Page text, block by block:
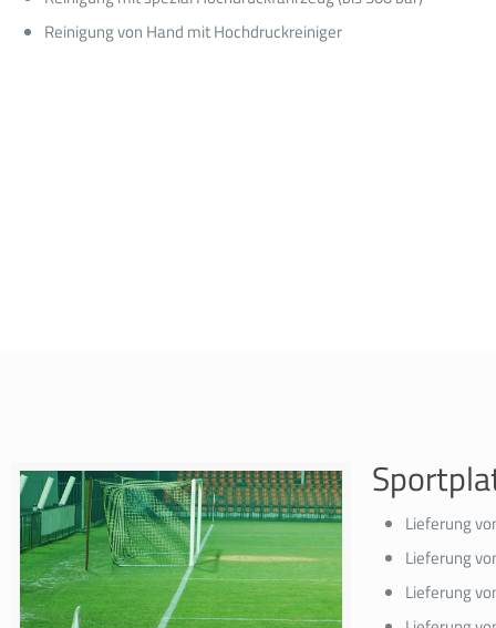
Reinigung von Hand mit Hochdruckreiniger
Lieferung
Lieferung
Lieferung